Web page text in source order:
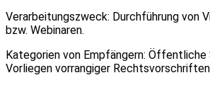
Verarbeitungszweck: Durchführung von
bzw. Webinaren.
Kategorien von Empfängern:
Vorliegen vorrangiger